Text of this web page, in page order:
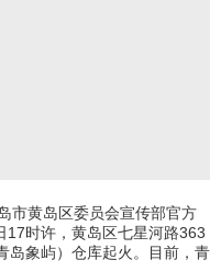
市黄岛区委员会宣传部官方
17时许，黄岛区七星河路363
岛象屿）仓库起火。目前，青